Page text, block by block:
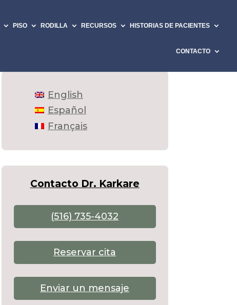
PISO RODILLA RECURSOS HISTORIAS DE PACIENTES
CONTACTO
English
Español
Français
Contacto Dr. Karkare
(516) 735-4032
Reservar cita
Enviar un mensaje